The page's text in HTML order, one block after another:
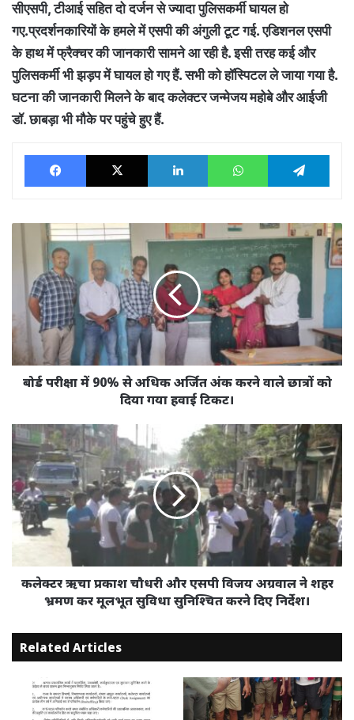
सीएसपी, टीआई सहित दो दर्जन से ज्यादा पुलिसकर्मी घायल हो
गए.प्रदर्शनकारियों के हमले में एसपी की अंगुली टूट गई. एडिशनल एसपी
के हाथ में फ्रैक्चर की जानकारी सामने आ रही है. इसी तरह कई और
पुलिसकर्मी भी झड़प में घायल हो गए हैं. सभी को हॉस्पिटल ले जाया गया है.
घटना की जानकारी मिलने के बाद कलेक्टर जन्मेजय महोबे और आईजी
डॉ. छाबड़ा भी मौके पर पहुंचे हुए हैं.
Facebook X LinkedIn WhatsApp
90%
अधिक
अर्जित
अंक
करने
वाले
दिया
गया
हवाई
टिकट।
बोर्ड परीक्षा में 90% से अधिक अर्जित अंक करने वाले छात्रों को
दिया गया हवाई टिकट।
कलेक्टर
ऋचा
प्रकाश
चौधरी
और
एसपी
विजय
ने
शहर
मूलभूत
सुविधा
सुनिश्चित
निर्देश।
कलेक्टर ऋचा प्रकाश चौधरी और एसपी विजय अग्रवाल ने शहर
भ्रमण कर मूलभूत सुविधा सुनिश्चित करने दिए निर्देश।
Related Articles